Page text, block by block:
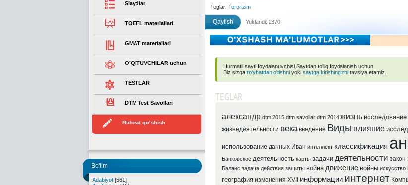
Slaydlar
TOEFL materiallari
GMAT materiallari
O'QITUVCHILAR uchun
TESTLAR
DTM Test Savollari
Referat qo'shish
Bo'lim
Adabiyot [561]
Teglar: Terorizim
Qaytish Yuklandi: 2370
Hurmatli sayti foydalanuvchisi.Saytdan to'liq foydalanish uchun
Biz sizga ro'yhatdan o'tishniyoki saytga kirishingiznitavsiya etamiz.
TEGLAR
александр dtm 2015 dtm savollar dtm 2014 жизнь исследование
жизнедеятельности века введение Виды влияние
использование данных Иван интеллект классификация
Банковское деятельность карты задачи деятельности закон
Баланс задача действия защиты война движение войны искусство
география изменения XVII информации интернет